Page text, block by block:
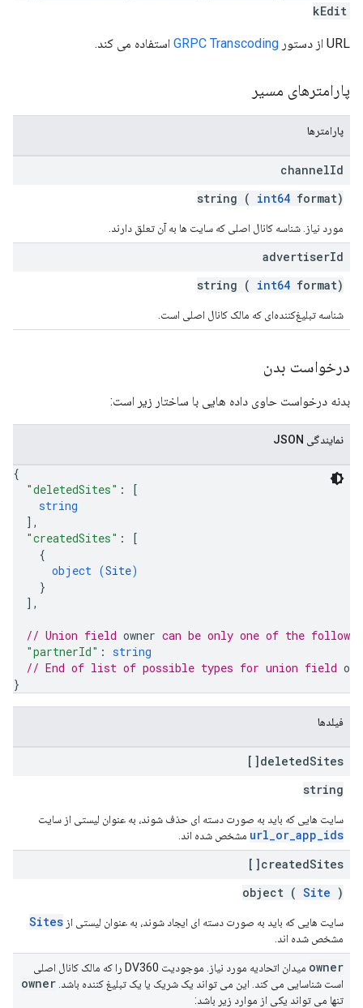
kEdit
URL از دستور GRPC Transcoding استفاده می کند.
پارامترهای مسیر
پارامترها
channelId
string ( int64 format)
مورد نیاز. شناسه کانال اصلی که سایت ها به آن تعلق دارند.
advertiserId
string ( int64 format)
شناسه تبلیغ‌کننده‌ای که مالک کانال اصلی است.
درخواست بدن
بدنه درخواست حاوی داده هایی با ساختار زیر است:
نمایندگی JSON
{
"deletedSites" :
[
string
] ,
"createdSites" :
[
{
object (Site)
}
] ,
// Union field owner can be only one of the
"partnerId" : string
// End of list of possible types for union field
}
فیلدها
deletedSites[]
string
سایت هایی که باید به صورت دسته ای حذف شوند، به عنوان لیستی از سایت
url_or_app_ids مشخص شده اند.
createdSites[]
object ( Site )
سایت هایی که باید به صورت دسته ای ایجاد شوند، به عنوان لیستی از Sites
مشخص شده اند.
owner
میدان اتحادیه مورد نیاز. موجودیت DV360 را که مالک کانال اصلی
است شناسایی می کند. این می تواند یک شریک یا یک تبلیغ کننده باشد. owner
تنها می تواند یکی از موارد زیر باشد: